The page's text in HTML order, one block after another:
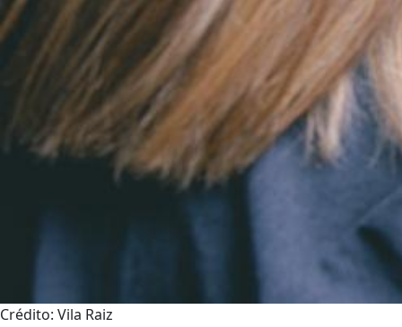
Crédito: Vila Raiz